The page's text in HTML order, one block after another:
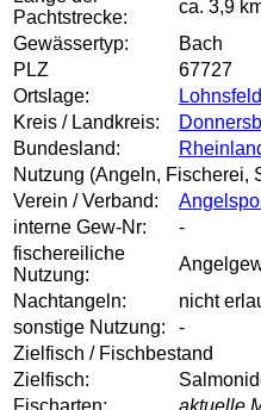
Pachtstrecke:
ca. 3,9
Gewässertyp:
Bach
PLZ
67727
Ortslage:
Lohnsfeld
Kreis / Landkreis:
Bundesland:
Nutzung (Angeln, Fischerei,
Verein / Verband:
interne Gew-Nr:
-
fischereiliche
Nutzung:
Nachtangeln:
nicht
sonstige Nutzung:
-
Zielfisch / Fischbestand
Zielfisch: